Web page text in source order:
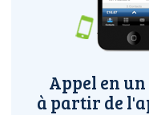
Appel en
à partir de